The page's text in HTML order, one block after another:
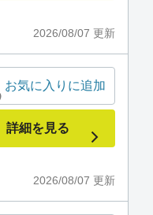
2026/08/07 更新
2026/08/07 更新
お気に入りに追加
詳細を見る